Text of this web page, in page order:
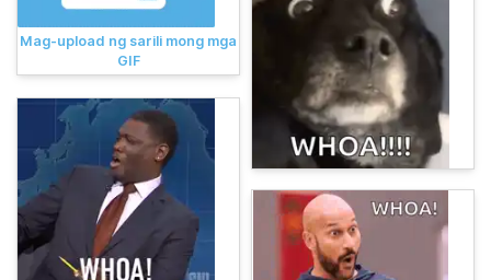
Mag-upload ng sarili mong mga
GIF